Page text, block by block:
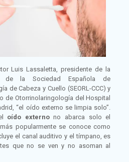
Luis Lassaletta, presidente de la
de la Sociedad Española de
de Cabeza y Cuello (SEORL-CCC) y
de Otorrinolaringología del Hospital
“el oído externo se limpia solo”.
oído externono abarca solo el
popularmente se conoce como
el canal auditivo y el tímpano, es
que no se ven y no asoman al